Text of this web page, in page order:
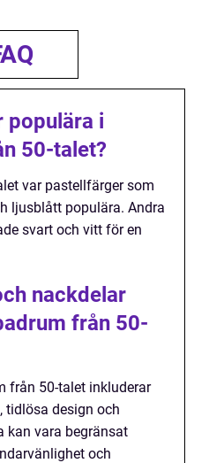
populära i
50-talet?
var pastellfärger som
ljusblått populära. Andra
svart och vitt för en
nackdelar
från 50-
från 50-talet inkluderar
tidlösa design och
kan vara begränsat
och